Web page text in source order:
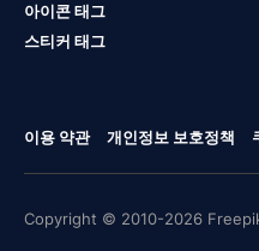
아이콘 태그
스티커 태그
이용 약관 개인정보 보호정책
Copyright © 2010-2026